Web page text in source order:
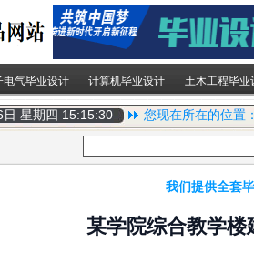
电气毕业设计 计算机毕业设计 土木工程毕业
星期四 15:15:30 您现在所在的位置
我们提供全套
某学院综合教学